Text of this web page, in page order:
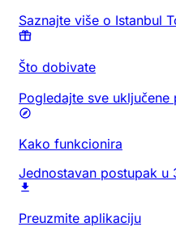
Saznajte više o Istanbul
Što dobivate
Pogledajte sve uključene
Kako funkcionira
Jednostavan postupak u
Preuzmite aplikaciju